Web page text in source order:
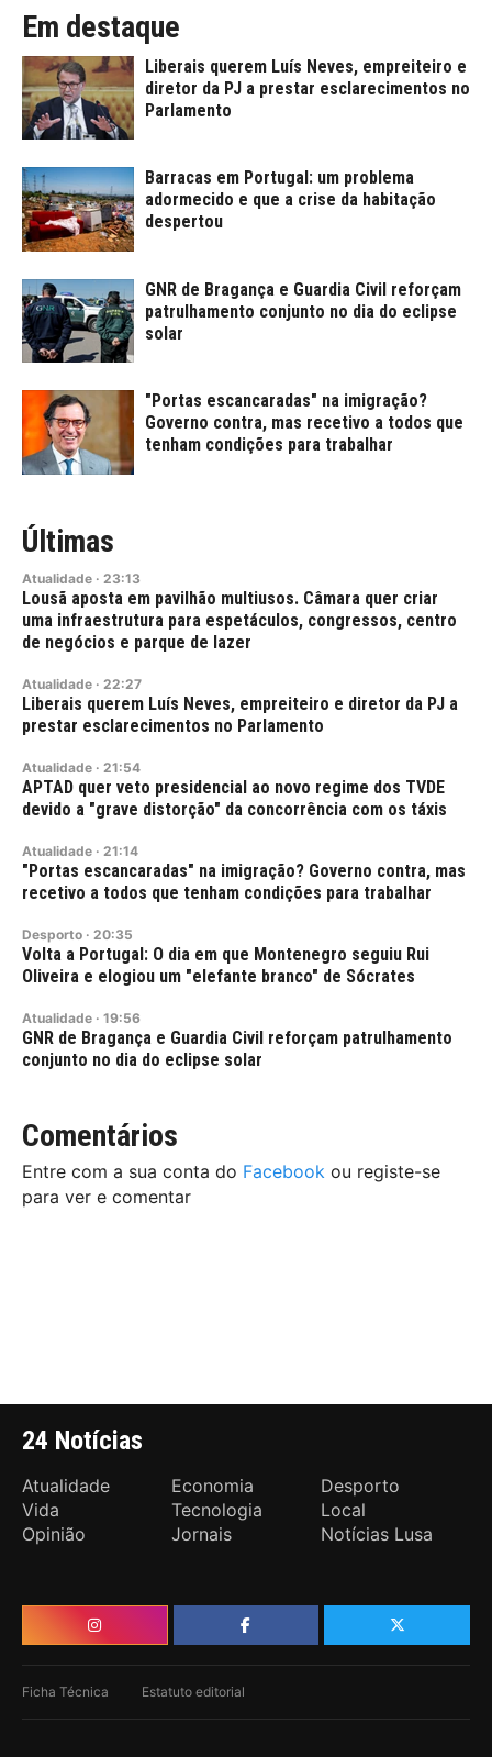
Em destaque
Liberais querem Luís Neves, empreiteiro e
diretor da PJ a prestar esclarecimentos no
Parlamento
Barracas em Portugal: um problema
adormecido e que a crise da habitação
despertou
GNR de Bragança e Guardia Civil reforçam
patrulhamento conjunto no dia do eclipse
solar
"Portas escancaradas" na imigração?
Governo contra, mas recetivo a todos que
tenham condições para trabalhar
Últimas
Atualidade · 23:13
Lousã aposta em pavilhão multiusos. Câmara quer criar
uma infraestrutura para espetáculos, congressos, centro
de negócios e parque de lazer
Atualidade · 22:27
Liberais querem Luís Neves, empreiteiro e diretor da PJ a
prestar esclarecimentos no Parlamento
Atualidade · 21:54
APTAD quer veto presidencial ao novo regime dos TVDE
devido a "grave distorção" da concorrência com os táxis
Atualidade · 21:14
"Portas escancaradas" na imigração? Governo contra, mas
recetivo a todos que tenham condições para trabalhar
Desporto · 20:35
Volta a Portugal: O dia em que Montenegro seguiu Rui
Oliveira e elogiou um "elefante branco" de Sócrates
Atualidade · 19:56
GNR de Bragança e Guardia Civil reforçam patrulhamento
conjunto no dia do eclipse solar
Comentários
Entre com a sua conta do Facebook ou registe-se
para ver e comentar
24 Notícias
Atualidade Economia
Desporto
Vida
Tecnologia
Local
Opinião
Jornais Notícias Lusa
Ficha Técnica Estatuto editorial